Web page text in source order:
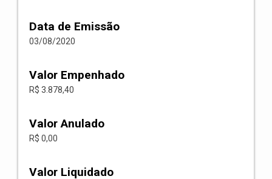
Data de Emissão
03/08/2020
Valor Empenhado
R$ 3.878,40
Valor Anulado
R$ 0,00
Valor Liquidado